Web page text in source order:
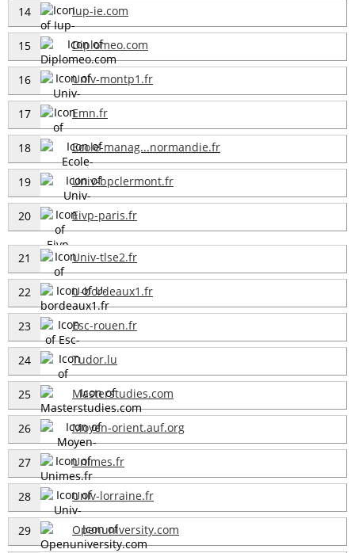
14 Iup-ie.com
15 Diplomeo.com
16 Univ-montp1.fr
17 Emn.fr
18 Ecole-manag...normandie.fr
19 Univ-bpclermont.fr
20 Eivp-paris.fr
21 Univ-tlse2.fr
22 U-bordeaux1.fr
23 Esc-rouen.fr
24 Tudor.lu
25 Masterstudies.com
26 Moyen-orient.auf.org
27 Unimes.fr
28 Univ-lorraine.fr
29 Openuniversity.com